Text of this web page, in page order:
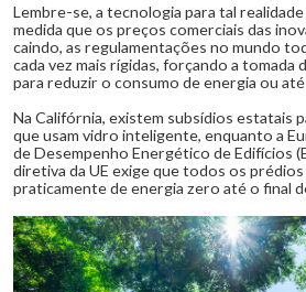
Lembre-se, a tecnologia para tal realidade
medida que os preços comerciais das
caindo, as regulamentações no mundo
cada vez mais rígidas, forçando a tomada
para reduzir o consumo de energia ou
Na Califórnia, existem subsídios estatais
que usam vidro inteligente, enquanto a
de Desempenho Energético de Edifícios
diretiva da UE exige que todos os
praticamente de energia zero até o final